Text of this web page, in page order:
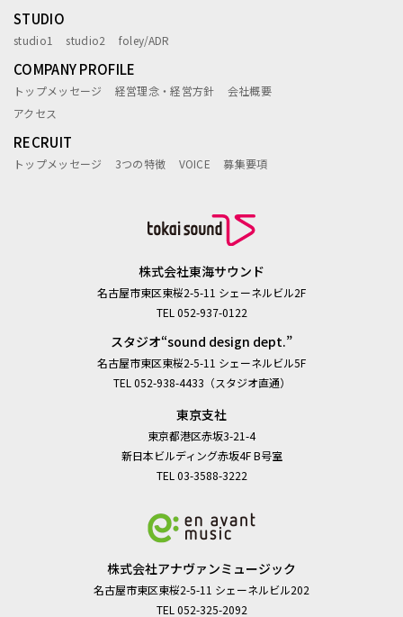
STUDIO
studio1 studio2 foley/ADR
COMPANY PROFILE
トップメッセージ 経営理念・経営方針
会社概要
アクセス
RECRUIT
トップメッセージ 3つの特徴 VOICE 募集要項
株式会社東海サウンド
名古屋市東区東桜2-5-11 シェーネルビル2F
TEL 052-937-0122
スタジオ“sound design dept.”
名古屋市東区東桜2-5-11 シェーネルビル5F
TEL 052-938-4433（スタジオ直通）
東京支社
東京都港区赤坂3-21-4
新日本ビルディング赤坂4F B号室
TEL 03-3588-3222
株式会社アナヴァンミュージック
名古屋市東区東桜2-5-11 シェーネルビル202
TEL 052-325-2092